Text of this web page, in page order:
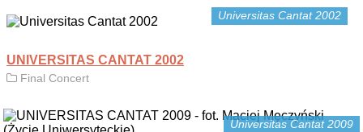
Universitas Cantat 2002
UNIVERSITAS CANTAT 2002
Final Concert
Universitas Cantat 2009